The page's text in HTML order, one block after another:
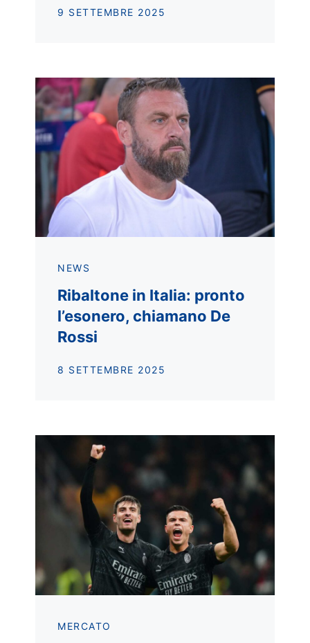
9 SETTEMBRE 2025
NEWS
Ribaltone in Italia: pronto
l’esonero, chiamano De
Rossi
8 SETTEMBRE 2025
MERCATO